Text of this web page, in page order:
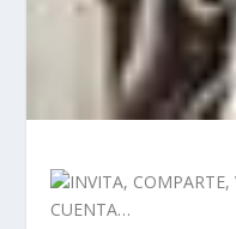
INVITA,
CUENTA…